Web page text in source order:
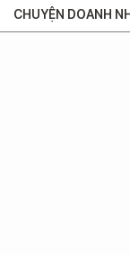
CHUYỆN DOANH